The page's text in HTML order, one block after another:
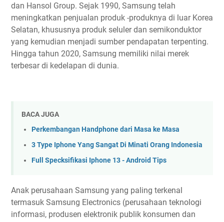
dan Hansol Group. Sejak 1990, Samsung telah
meningkatkan penjualan produk -produknya di luar Korea
Selatan, khususnya produk seluler dan semikonduktor
yang kemudian menjadi sumber pendapatan terpenting.
Hingga tahun 2020, Samsung memiliki nilai merek
terbesar di kedelapan di dunia.
BACA JUGA
Perkembangan Handphone dari Masa ke Masa
3 Type Iphone Yang Sangat Di Minati Orang Indonesia
Full Specksifikasi Iphone 13 - Android Tips
Anak perusahaan Samsung yang paling terkenal
termasuk Samsung Electronics (perusahaan teknologi
informasi, produsen elektronik publik konsumen dan